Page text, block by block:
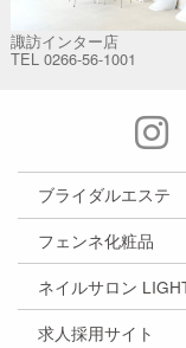
諏訪インター店
TEL 0266-56-1001
ブライダルエステ
フェンネ化粧品
ネイルサロン
求人採用サイト